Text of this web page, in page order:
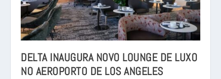
DELTA INAUGURA NOVO LOUNGE DE LUXO
NO AEROPORTO DE LOS ANGELES